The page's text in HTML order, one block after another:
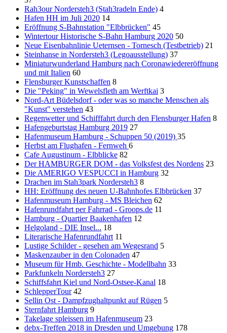
Rah3our Nordersteh3 (Stah3radeln Ende) 4
Hafen HH im Juli 2020 14
Eröffnung S-Bahnstation "Elbbrücken" 45
Wintertour Historische S-Bahn Hamburg 2020 50
Neue Eisenbahnlinie Ueternsen - Tornesch (Testbetrieb) 21
Steinhanse in Nordersteh3 (Legoausstellung) 37
Miniaturwunderland Hamburg nach Coronawiedereröffnung
und mit Italien 60
Flensburger Kunstschaffen 8
Die "Peking" in Wewelsfleth am Werftkai 3
Nord-Art Büdelsdorf - oder was so manche Menschen als
"Kunst" verstehen 43
Regenwetter und Schifffahrt durch den Flensburger Hafen 8
Hafengeburtstag Hamburg 2019 27
Hafenmuseum Hamburg - Schuppen 50 (2019) 35
Herbst am Flughafen - Fernweh 6
Cafe Augustinum - Elbblicke 82
Der HAMBURGER DOM - das Volksfest des Nordens 23
Die AMERIGO VESPUCCI in Hamburg 32
Drachen im Stah3park Nordersteh3 8
HH: Eröffnung des neuen U-Bahnhofes Elbbrücken 37
Hafenmuseum Hamburg - MS Bleichen 62
Hafenrundfahrt per Fahrrad - Groops.de 11
Hamburg - Quartier Baakenhafen 12
Helgoland - DIE Insel... 18
Literarische Hafenrundfahrt 11
Lustige Schilder - gesehen am Wegesrand 5
Maskenzauber in den Colonaden 47
Museum für Hmb. Geschichte - Modellbahn 33
Parkfunkeln Nordersteh3 27
Schiffsfahrt Kiel und Nord-Ostsee-Kanal 18
SchlepperTour 42
Sellin Ost - Dampfzughaltpunkt auf Rügen 5
Sternfahrt Hamburg 9
Takelage spleissen im Hafenmuseum 23
debx-Treffen 2018 in Dresden und Umgebung 178